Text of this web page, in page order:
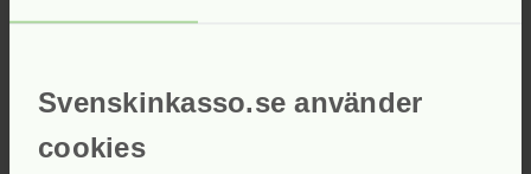
Svenskinkasso.se använder
cookies
Gör en anmälan
Information om behandling av personuppgifter hos
Svensk Inkasso
Inkassonämnden
Internationellt arbete